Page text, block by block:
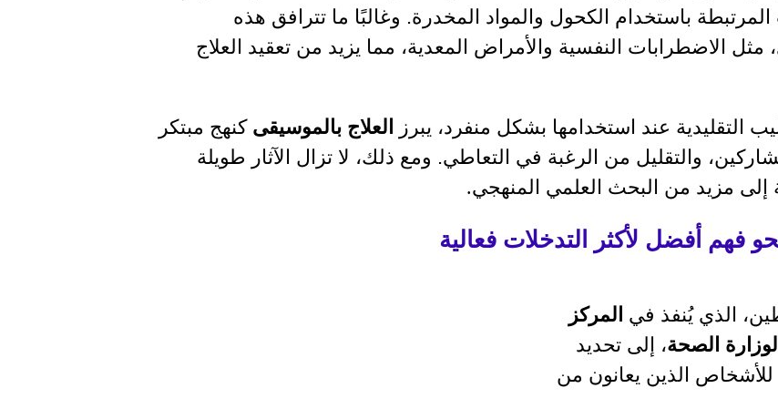
باستخدام الكحول والمواد المخدرة. وغالبًا ما تترافق هذه
الاضطرابات النفسية والأمراض المعدية، مما يزيد من تعقيد العلاج
عند استخدامها بشكل منفرد، يبرز العلاج بالموسيقى كنهج مبتكر
والتقليل من الرغبة في التعاطي. ومع ذلك، لا تزال الآثار طويلة
إلى مزيد من البحث العلمي المنهجي.
فهم أفضل لأكثر التدخلات فعالية
الذي يُنفذ في المركز
الصحة، إلى تحديد
الذين يعانون من